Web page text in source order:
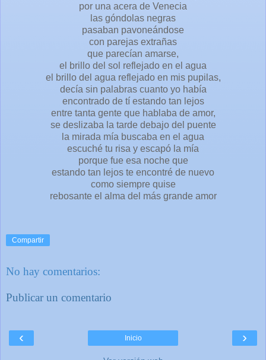
por una acera de Venecia
las góndolas negras
pasaban pavoneándose
con parejas extrañas
que parecían amarse,
el brillo del sol reflejado en el agua
el brillo del agua reflejado en mis pupilas,
decía sin palabras cuanto yo había
encontrado de tí estando tan lejos
entre tanta gente que hablaba de amor,
se deslizaba la tarde debajo del puente
la mirada mía buscaba en el agua
escuché tu risa y escapó la mía
porque fue esa noche que
estando tan lejos te encontré de nuevo
como siempre quise
rebosante el alma del más grande amor
Compartir
No hay comentarios:
Publicar un comentario
‹ ›
Inicio